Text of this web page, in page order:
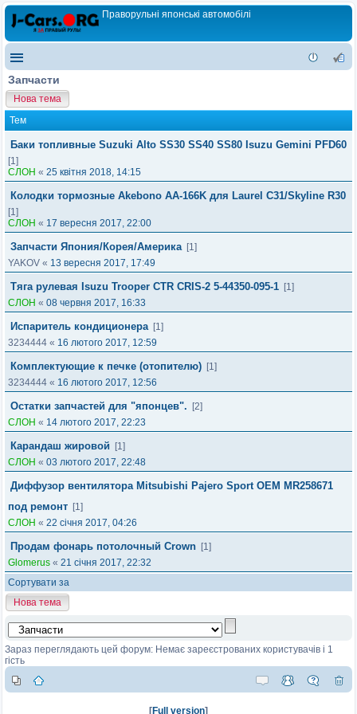
Праворульні японські автомобілі
Запчасти
Нова тема
Тем
Баки топливные Suzuki Alto SS30 SS40 SS80 Isuzu Gemini PFD60
[1]
СЛОН « 25 квітня 2018, 14:15
Колодки тормозные Akebono AA-166K для Laurel C31/Skyline R30
[1]
СЛОН « 17 вересня 2017, 22:00
Запчасти Япония/Корея/Америка [1]
YAKOV « 13 вересня 2017, 17:49
Тяга рулевая Isuzu Trooper CTR CRIS-2 5-44350-095-1 [1]
СЛОН « 08 червня 2017, 16:33
Испаритель кондиционера [1]
3234444 « 16 лютого 2017, 12:59
Комплектующие к печке (отопителю) [1]
3234444 « 16 лютого 2017, 12:56
Остатки запчастей для "японцев".
[2]
СЛОН « 14 лютого 2017, 22:23
Карандаш жировой
[1]
СЛОН « 03 лютого 2017, 22:48
Диффузор вентилятора Mitsubishi Pajero Sport OEM MR258671
под ремонт [1]
СЛОН « 22 січня 2017, 04:26
Продам фонарь потолочный Crown [1]
Glomerus « 21 січня 2017, 22:32
Сортувати за
Нова тема
Зараз переглядають цей форум: Немає зареєстрованих користувачів і 1
гість
[Full version]